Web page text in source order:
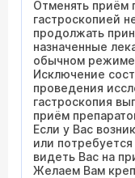
Отменять приём
гастроскопией
продолжать
назначенные
обычном
Исключение
проведения
гастроскопия
приём
Если у Вас
или
видеть Вас на
Желаем Вам